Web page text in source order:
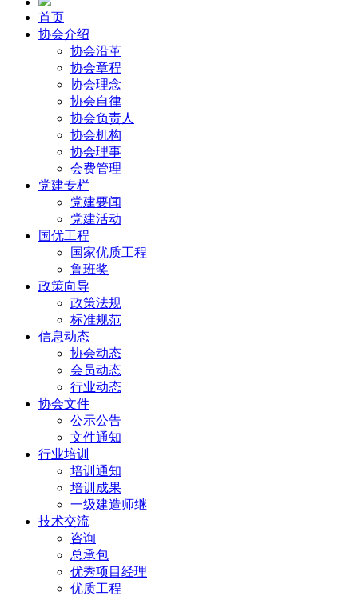
首页
协会介绍
协会沿革
协会章程
协会理念
协会自律
协会负责人
协会机构
协会理事
会费管理
党建专栏
党建要闻
党建活动
国优工程
国家优质工程
鲁班奖
政策向导
政策法规
标准规范
信息动态
协会动态
会员动态
行业动态
协会文件
公示公告
文件通知
行业培训
培训通知
培训成果
一级建造师继
技术交流
咨询
总承包
优秀项目经理
优质工程